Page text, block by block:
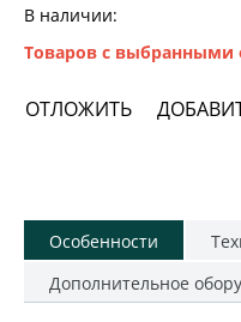
В наличии:
Товаров с
ОТЛОЖИТЬ
Особенности
Дополнительное